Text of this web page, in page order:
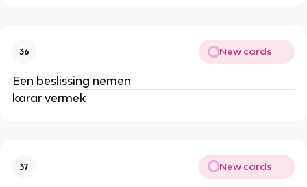
36 New cards
Een beslissing nemen
karar vermek
37 New cards